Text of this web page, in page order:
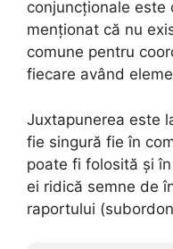
conjuncționale este
menționat că nu
comune pentru
fiecare având
Juxtapunerea este
fie singură fie în
poate fi folosită și
ei ridică semne de
raportului